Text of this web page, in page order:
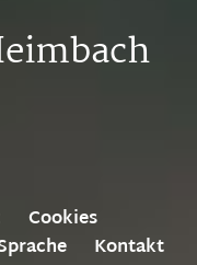
Cookies
Kontakt